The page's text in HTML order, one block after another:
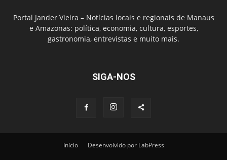
Portal Jander Vieira – Notícias locais e regionais de Manaus
e Amazonas: política, economia, cultura, esportes,
gastronomia, entrevistas e muito mais.
SIGA-NOS
Início Desenvolvido por LabPress